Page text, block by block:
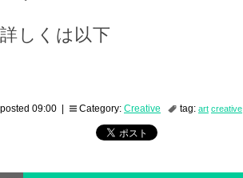
詳しくは以下
posted 09:00 | Category: Creative tag: art creative